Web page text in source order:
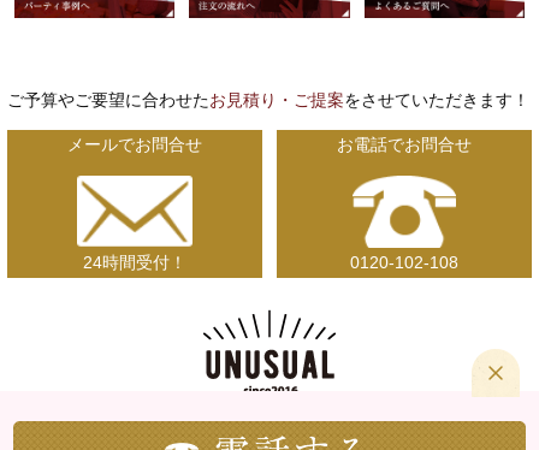
ご予算やご要望に合わせたお見積り・ご提案をさせていただきます！
メールでお問合せ
24時間受付！
お電話でお問合せ
0120-102-108
〒492-8421 愛知県稲沢市高重西町182番地